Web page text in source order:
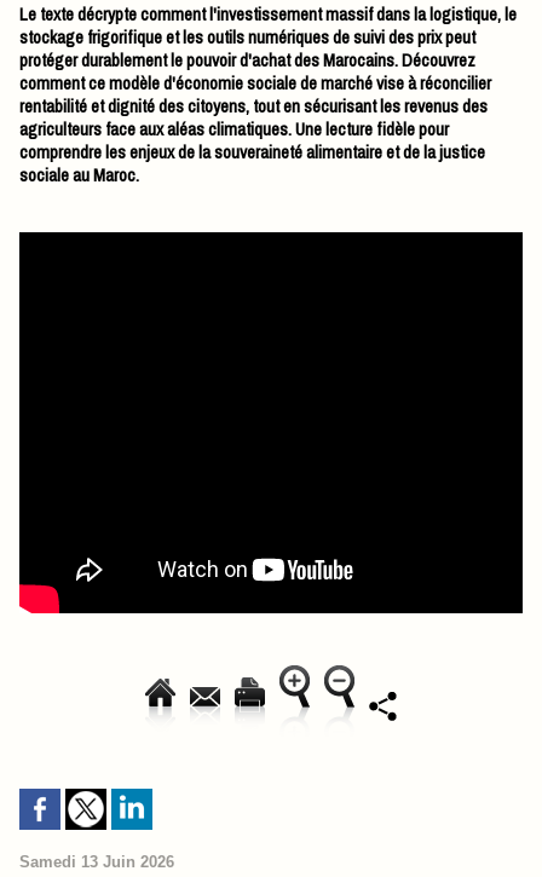
Le texte décrypte comment l'investissement massif dans la logistique, le
stockage frigorifique et les outils numériques de suivi des prix peut
protéger durablement le pouvoir d'achat des Marocains. Découvrez
comment ce modèle d'économie sociale de marché vise à réconcilier
rentabilité et dignité des citoyens, tout en sécurisant les revenus des
agriculteurs face aux aléas climatiques. Une lecture fidèle pour
comprendre les enjeux de la souveraineté alimentaire et de la justice
sociale au Maroc.
Samedi 13 Juin 2026